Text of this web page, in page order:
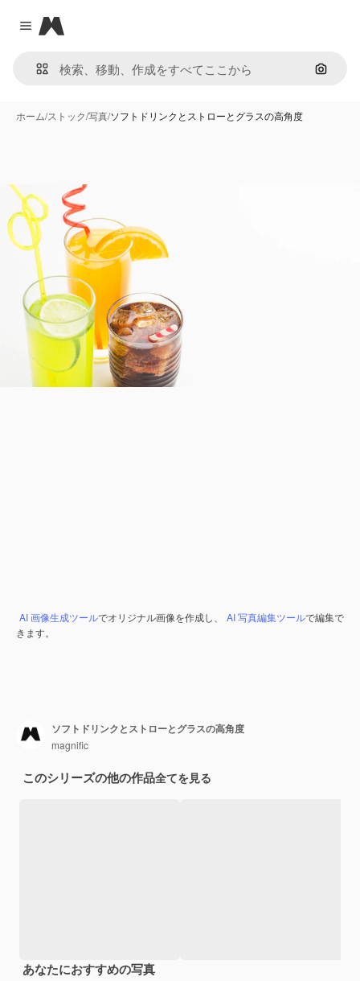
Close menu
Magnific
画像で
ホーム/ストック/写真/ソフトドリンクとストローとグラスの高角度
AI 画像生成ツールでオリジナル画像を作成し、 AI 写真編集ツールで編集で
きます。
ソフトドリンクとストローとグラスの高角度
magnific
このシリーズの他の作品全てを見る
あなたにおすすめの写真